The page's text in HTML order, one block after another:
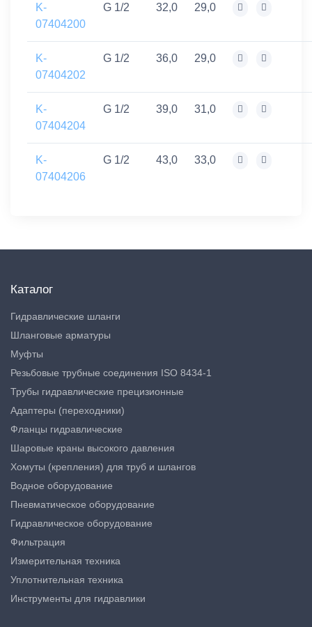
K-
07404200
G 1/2 32,0 29,0
K-
07404202
G 1/2 36,0 29,0
K-
07404204
G 1/2 39,0 31,0
K-
07404206
G 1/2 43,0 33,0
Каталог
Гидравлические шланги
Шланговые арматуры
Муфты
Резьбовые трубные соединения ISO 8434-1
Трубы гидравлические прецизионные
Адаптеры (переходники)
Фланцы гидравлические
Шаровые краны высокого давления
Хомуты (крепления) для труб и шлангов
Водное оборудование
Пневматическое оборудование
Гидравлическое оборудование
Фильтрация
Измерительная техника
Уплотнительная техника
Инструменты для гидравлики